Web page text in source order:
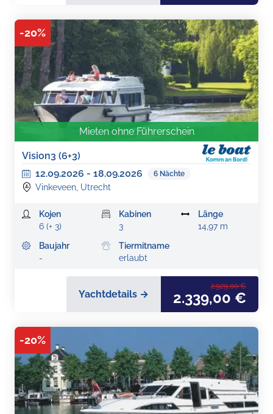
-20%
Mieten ohne Führerschein
Vision3 (6+3)
12.09.2026 - 18.09.2026 6 Nächte
Vinkeveen, Utrecht
Kojen
6 (+ 3)
Kabinen
3
Länge
14,97 m
Baujahr
-
Tiermitname
erlaubt
Yachtdetails →
2.929,00 €
2.339,00 €
-20%